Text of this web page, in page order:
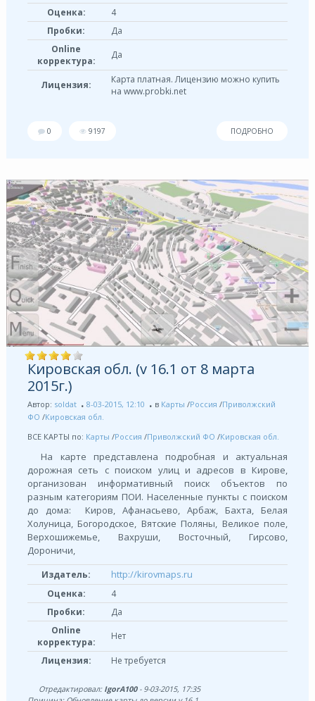
Оценка:
4
Пробки:
Да
Online
корректура:
Да
Лицензия:
Карта платная. Лицензию можно купить
на www.probki.net
0 9197 ПОДРОБНО
Кировская обл. (v 16.1 от 8 марта
2015г.)
Автор: soldat 8-03-2015, 12:10 в Карты /Россия /Приволжский
ФО /Кировская обл.
ВСЕ КАРТЫ по: Карты /Россия /Приволжский ФО /Кировская обл.
На карте представлена подробная и актуальная
дорожная сеть с поиском улиц и адресов в Кирове,
организован информативный поиск объектов по
разным категориям ПОИ. Населенные пункты с поиском
до дома: Киров, Афанасьево, Арбаж, Бахта, Белая
Холуница, Богородское, Вятские Поляны, Великое поле,
Верхошижемье, Вахруши, Восточный, Гирсово,
Дороничи,
Издатель: http://kirovmaps.ru
Оценка:
4
Пробки:
Да
Online
корректура:
Нет
Лицензия: Не требуется
Отредактировал: IgorA100- 9-03-2015, 17:35